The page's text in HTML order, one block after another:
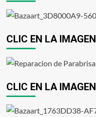
CLIC EN LA IMAGEN
CLIC EN LA IMAGEN